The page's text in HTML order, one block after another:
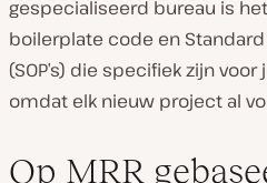
gespecialiseerd bureau is
boilerplate code en
(SOP’s) die specifiek zijn
omdat elk nieuw project al
Op MRR